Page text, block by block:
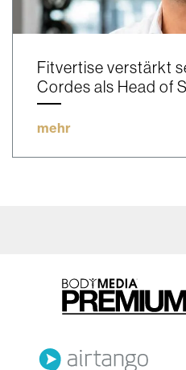
Fitvertise verstärkt
Cordes als Head of
mehr